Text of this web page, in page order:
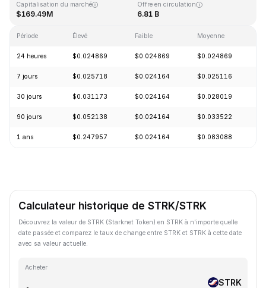
Capitalisation du marché
$169.49M
Offre en circulation
6.81 B
Période Élevé Faible Moyenne
24 heures $0.024869 $0.024869 $0.024869
7 jours $0.025718 $0.024164 $0.025116
30 jours $0.031173 $0.024164 $0.028019
90 jours $0.052138 $0.024164 $0.033522
1 ans $0.247957 $0.024164 $0.083088
Calculateur historique de STRK/STRK
Découvrez la valeur de STRK (Starknet Token) en STRK à n'importe quelle
date passée et comparez le taux de change entre STRK et STRK à cette date
avec sa valeur actuelle.
Acheter
STRK